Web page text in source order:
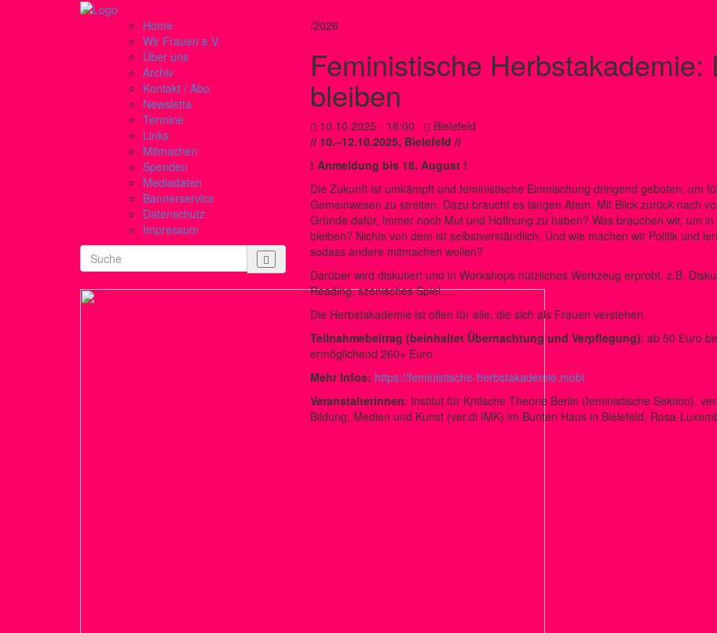
Home
Wir Frauen e.V.
Über uns
Archiv
Kontakt / Abo
Newsletta
Termine
Links
Mitmachen
Spenden
Mediadaten
Bannerservice
Datenschutz
Impressum
/2026
Feministische Herbstakademie:
bleiben
10.10.2025 - 18:00
Bielefeld
// 10.–12.10.2025, Bielefeld //
! Anmeldung bis 18. August !
Die Zukunft ist umkämpft und feministische Einmischung dringend geboten, um
Gemeinwesen zu streiten. Dazu braucht es langen Atem. Mit Blick zurück nach
Gründe dafür, immer noch Mut und Hoffnung zu haben? Was brauchen wir, um in
bleiben? Nichts von dem ist selbstverständlich. Und wie machen wir Politik und
sodass andere mitmachen wollen?
Darüber wird diskutiert und in Workshops nützliches Werkzeug erprobt, z.B.
Reading, szenisches Spiel…
Die Herbstakademie ist offen für alle, die sich als Frauen verstehen.
Teilnahmebeitrag (beinhaltet Übernachtung und Verpflegung): ab 50 Euro
ermöglichend 260+ Euro.
Mehr Infos: https://feministische-herbstakademie.mobi
Veranstalterinnen: Institut für Kritische Theorie Berlin (feministische Sektion),
Bildung, Medien und Kunst (ver.di IMK) im Bunten Haus in Bielefeld, Rosa-